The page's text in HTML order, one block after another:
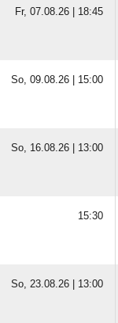
Fr, 07.08.26 | 18:45
So, 09.08.26 | 15:00
So, 16.08.26 | 13:00
15:30
So, 23.08.26 | 13:00